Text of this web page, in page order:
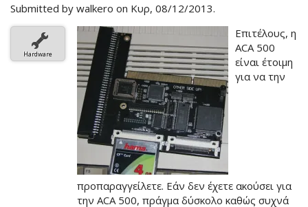
Submitted by walkero on Κυρ, 08/12/2013.
Hardware
Επιτέλους, η
ACA 500
είναι έτοιμη
για να την
προπαραγγείλετε. Εάν δεν έχετε ακούσει για
την ACA 500, πράγμα δύσκολο καθώς συχνά